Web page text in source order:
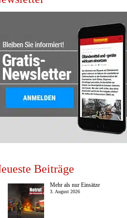
Beiträge
Mehr als nur Einsätze
3. August 2026